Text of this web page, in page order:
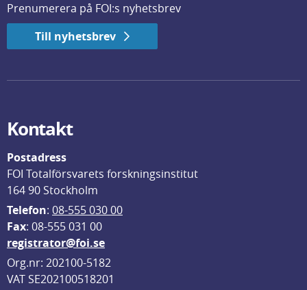
Prenumerera på FOI:s nyhetsbrev
Till nyhetsbrev
Kontakt
Postadress
FOI Totalförsvarets forskningsinstitut
164 90 Stockholm
Telefon: 08-555 030 00
Fax: 08-555 031 00
registrator@foi.se
Org.nr: 202100-5182
VAT SE202100518201